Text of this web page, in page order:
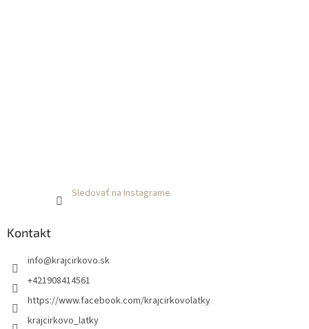
Sledovať na Instagrame
Kontakt
info@krajcirkovo.sk
+421908414561
https://www.facebook.com/krajcirkovolatky
krajcirkovo_latky